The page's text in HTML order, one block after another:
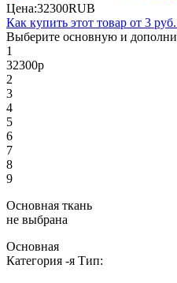
Цена:32300RUB
Как купить этот товар от 3 руб.
Выберите основную и
1
32300р
2
3
4
5
6
7
8
9
Основная ткань
не выбрана
Основная
Категория -я Тип: